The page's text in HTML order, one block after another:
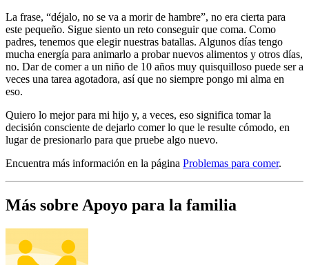
La frase, “déjalo, no se va a morir de hambre”, no era cierta para
este pequeño. Sigue siento un reto conseguir que coma. Como
padres, tenemos que elegir nuestras batallas. Algunos días tengo
mucha energía para animarlo a probar nuevos alimentos y otros días,
no. Dar de comer a un niño de 10 años muy quisquilloso puede ser a
veces una tarea agotadora, así que no siempre pongo mi alma en
eso.
Quiero lo mejor para mi hijo y, a veces, eso significa tomar la
decisión consciente de dejarlo comer lo que le resulte cómodo, en
lugar de presionarlo para que pruebe algo nuevo.
Encuentra más información en la página Problemas para comer.
Más sobre Apoyo para la familia